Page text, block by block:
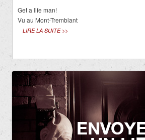
Get a life man!
Vu au Mont-Tremblant
LIRE LA SUITE >>